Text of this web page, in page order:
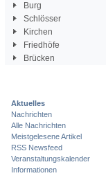
Burg
Schlösser
Kirchen
Friedhöfe
Brücken
Aktuelles
Nachrichten
Alle Nachrichten
Meistgelesene Artikel
RSS Newsfeed
Veranstaltungskalender
Informationen